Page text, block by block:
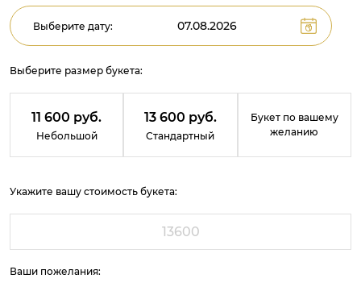
Выберите дату:
Выберите размер букета:
11 600 руб.
Небольшой
13 600 руб.
Стандартный
Букет по вашему
желанию
Укажите вашу стоимость букета:
Ваши пожелания: